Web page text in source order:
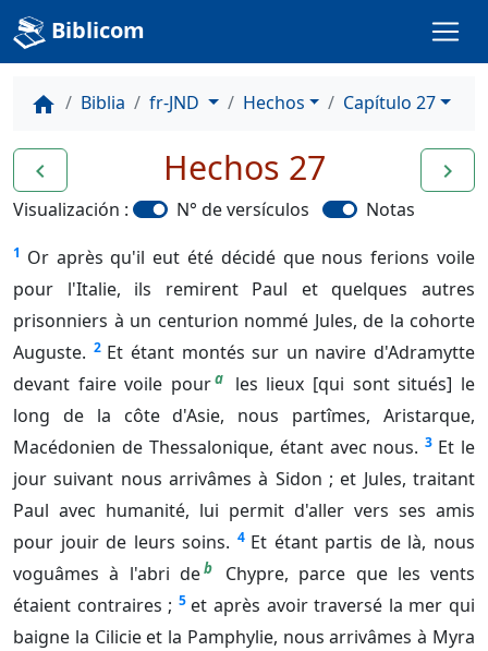
Biblicom
home Biblia fr-JND Hechos Capítulo 27
navigate_before navigate_next
Hechos 27
Visualización : N° de versículos Notas
1 Or après qu'il eut été décidé que nous ferions voile
pour l'Italie, ils remirent Paul et quelques autres
prisonniers à un centurion nommé Jules, de la cohorte
Auguste. 2 Et étant montés sur un navire d'Adramytte
devant faire voile poura
les lieux [qui sont situés] le
long de la côte d'Asie, nous partîmes, Aristarque,
Macédonien de Thessalonique, étant avec nous. 3 Et le
jour suivant nous arrivâmes à Sidon ; et Jules, traitant
Paul avec humanité, lui permit d'aller vers ses amis
pour jouir de leurs soins. 4 Et étant partis de là, nous
voguâmes à l'abri deb
Chypre, parce que les vents
étaient contraires ; 5 et après avoir traversé la mer qui
baigne la Cilicie et la Pamphylie, nous arrivâmes à Myra